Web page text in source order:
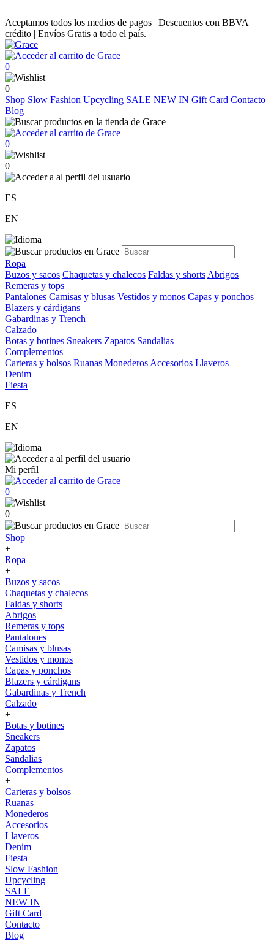
Aceptamos todos los medios de pagos | Descuentos con BBVA
crédito | Envíos Gratis a todo el país.
0
0
Shop Slow Fashion Upcycling SALE NEW IN Gift Card Contacto
Blog
0
0
ES
EN
Ropa
Buzos y sacos Chaquetas y chalecos Faldas y shorts Abrigos
Remeras y tops
Pantalones Camisas y blusas Vestidos y monos Capas y ponchos
Blazers y cárdigans
Gabardinas y Trench
Calzado
Botas y botines Sneakers Zapatos Sandalias
Complementos
Carteras y bolsos Ruanas Monederos Accesorios Llaveros
Denim
Fiesta
ES
EN
Mi perfil
0
0
Shop
+
Ropa
+
Buzos y sacos
Chaquetas y chalecos
Faldas y shorts
Abrigos
Remeras y tops
Pantalones
Camisas y blusas
Vestidos y monos
Capas y ponchos
Blazers y cárdigans
Gabardinas y Trench
Calzado
+
Botas y botines
Sneakers
Zapatos
Sandalias
Complementos
+
Carteras y bolsos
Ruanas
Monederos
Accesorios
Llaveros
Denim
Fiesta
Slow Fashion
Upcycling
SALE
NEW IN
Gift Card
Contacto
Blog